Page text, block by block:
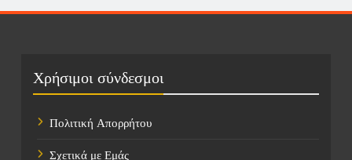
Πολιτική
Χρήσιμοι σύνδεσμοι
Πολιτική Απορρήτου
Σχετικά με Εμάς